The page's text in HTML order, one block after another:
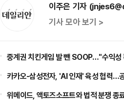
이주은 기자
기사 모아 보기 >
중계권 치킨게임 발 뺀 SOOP…"수익성
카카오-삼성전자, 'AI 인재' 육성 협력…
위메이드, 액토즈소프트와 법적 분쟁